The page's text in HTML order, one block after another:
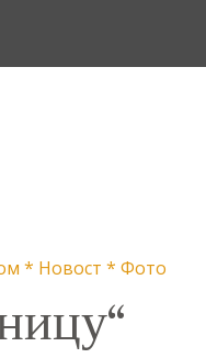
* Новост * Фото